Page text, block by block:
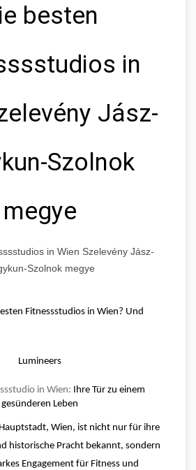
besten
in
Jász-
Szolnok
megye
in Wien Szelevény Jász-
Szolnok megye
Fitnessstudios in Wien? Und
Lumineers
in Wien: Ihre Tür zu einem
gesünderen Leben
Wien, ist nicht nur für ihre
historische Pracht bekannt, sondern
Engagement für Fitness und